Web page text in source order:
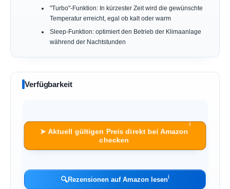
"Turbo"-Funktion: In kürzester Zeit wird die gewünschte
Temperatur erreicht, egal ob kalt oder warm
Sleep-Funktion: optimiert den Betrieb der Klimaanlage
während der Nachtstunden
Verfügbarkeit
➤ Aktuell gültigen Preis direkt bei Amazon
checken
ℹ︎
🔍Rezensionen auf Amazon lesenℹ︎